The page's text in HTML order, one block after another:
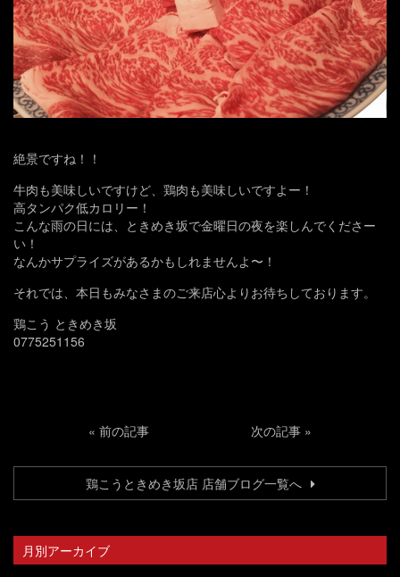
絶景ですね！！
牛肉も美味しいですけど、鶏肉も美味しいですよー！
高タンパク低カロリー！
こんな雨の日には、ときめき坂で金曜日の夜を楽しんでくださー
い！
なんかサプライズがあるかもしれませんよ〜！
それでは、本日もみなさまのご来店心よりお待ちしております。
鶏こう ときめき坂
0775251156
« 前の記事 次の記事 »
鶏こうときめき坂店 店舗ブログ一覧へ
月別アーカイブ